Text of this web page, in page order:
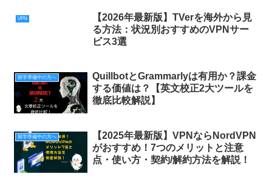
VPN
【2026年最新版】TVerを海外から見
る方法：状況別おすすめのVPNサー
ビス3選
留学準備中の方へ
QuillbotとGrammarlyは有用か？課金
する価値は？【英文校正2大ツールを
徹底比較解説】
留学準備中の方へ
【2025年最新版】VPNならNordVPN
がおすすめ！7つのメリットと注意
点・使い方・契約/解約方法を解説！